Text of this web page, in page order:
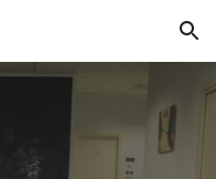
Skip to navigation